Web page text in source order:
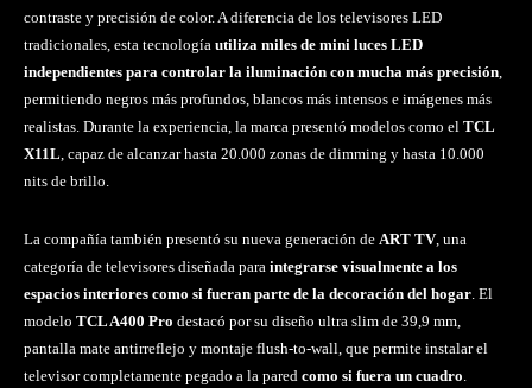
contraste y precisión de color. A diferencia de los televisores LED
tradicionales, esta tecnología utiliza miles de mini luces LED
independientes para controlar la iluminación con mucha más precisión
permitiendo negros más profundos, blancos más intensos e imágenes más
realistas. Durante la experiencia, la marca presentó modelos como el TCL
X11L , capaz de alcanzar hasta 20.000 zonas de dimming y hasta 10.000
nits de brillo.
La compañía también presentó su nueva generación de ART TV, una
categoría de televisores diseñada para integrarse visualmente a los
espacios interiores como si fueran parte de la decoración del hogar . El
modelo TCL A400 Pro destacó por su diseño ultra slim de 39,9 mm,
pantalla mate antirreflejo y montaje flush-to-wall, que permite instalar el
televisor completamente pegado a la pared como si fuera un cuadro